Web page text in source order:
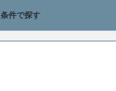
条件で探す